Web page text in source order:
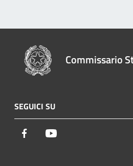
Commissario
SEGUICI SU
Facebook